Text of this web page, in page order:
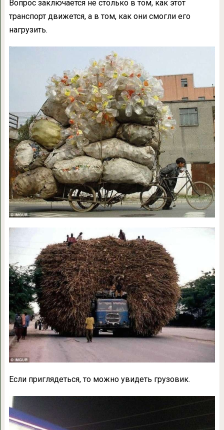
Вопрос заключается не столько в том, как этот
транспорт движется, а в том, как они смогли его
нагрузить.
Если приглядеться, то можно увидеть грузовик.